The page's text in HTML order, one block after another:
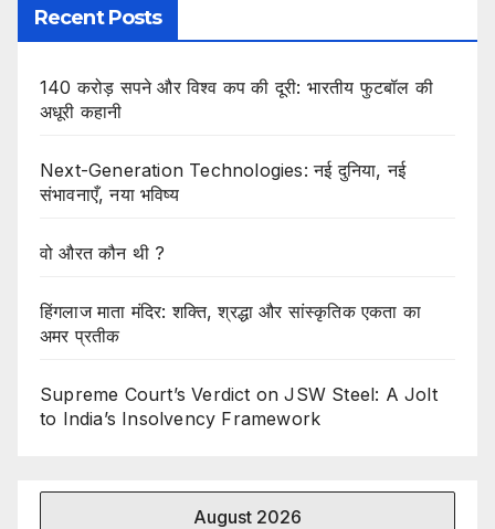
Recent Posts
140 करोड़ सपने और विश्व कप की दूरी: भारतीय फुटबॉल की
अधूरी कहानी
Next-Generation Technologies: नई दुनिया, नई
संभावनाएँ, नया भविष्य
वो औरत कौन थी ?
हिंगलाज माता मंदिर: शक्ति, श्रद्धा और सांस्कृतिक एकता का
अमर प्रतीक
Supreme Court’s Verdict on JSW Steel: A Jolt
to India’s Insolvency Framework
August 2026